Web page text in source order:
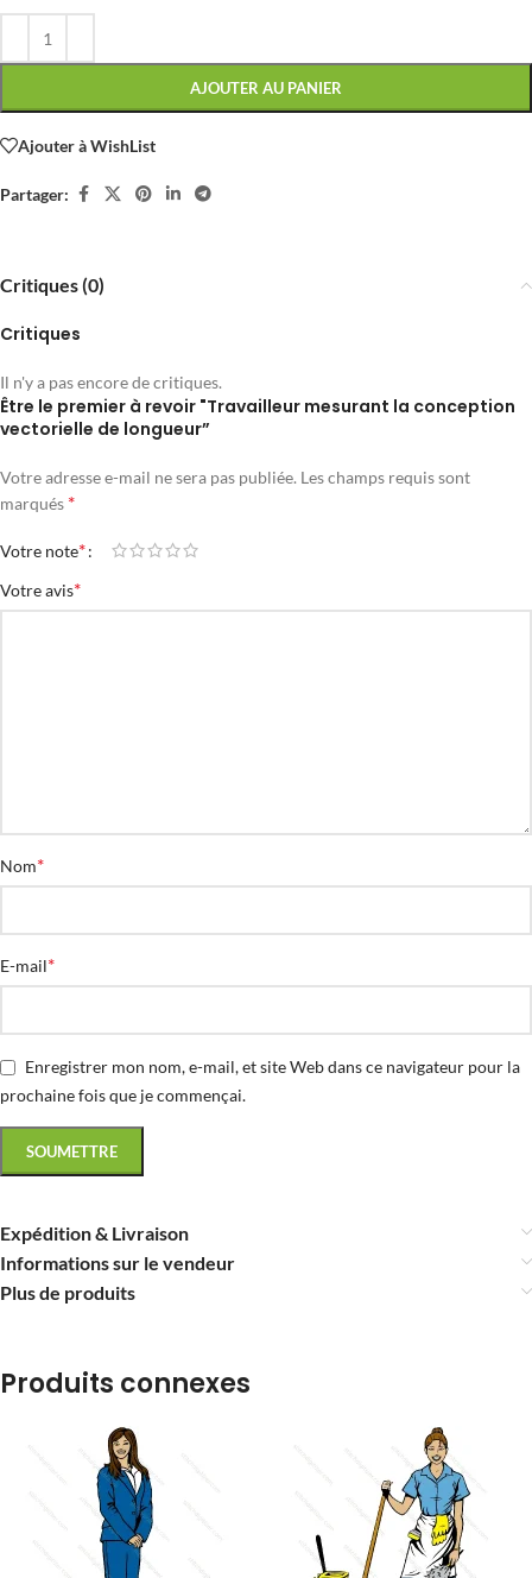
AJOUTER AU PANIER
Ajouter à WishList
Partager:
Critiques (0)
Critiques
Il n'y a pas encore de critiques.
Être le premier à revoir "Travailleur mesurant la conception
vectorielle de longueur”
Votre adresse e-mail ne sera pas publiée. Les champs requis sont
marqués *
Votre note*
Votre avis*
Nom*
E-mail*
Enregistrer mon nom, e-mail, et site Web dans ce navigateur pour la
prochaine fois que je commençai.
Expédition & Livraison
Informations sur le vendeur
Plus de produits
Produits connexes